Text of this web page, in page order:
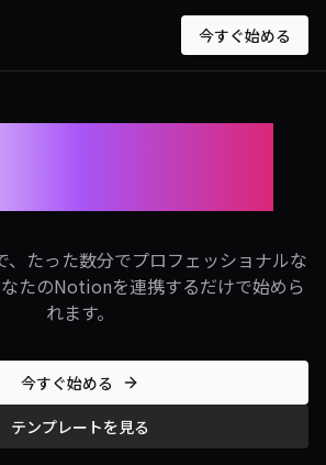
今すぐ始める
、たった数分でプロフェッショナルな
たのNotionを連携するだけで始めら
れます。
今すぐ始める
テンプレートを見る